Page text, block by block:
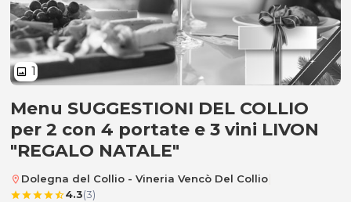
image 1
Menu SUGGESTIONI DEL COLLIO
Menu SUGGESTIONI DEL COLLIO
per 2 con 4 portate e 3 vini LIVON
"REGALO NATALE"
location_on Dolegna del Collio - Vineria Vencò Del Collio
starstarstarstarstar_half4.3(3)